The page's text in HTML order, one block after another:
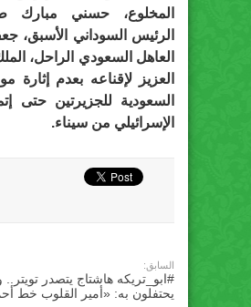
المخلوع، حسني
الرئيس السوداني الأسبق،
العاهل السعودي الراحل،
العزيز لإقناعه بعدم إثارة
السعودية للجزيرتين حتى
الإسرائيلي من سيناء.
السابق:
#ابو_تريكه هاشتاج يتصدر تويتر..
يحتفلون به: «أمير القلوب خط